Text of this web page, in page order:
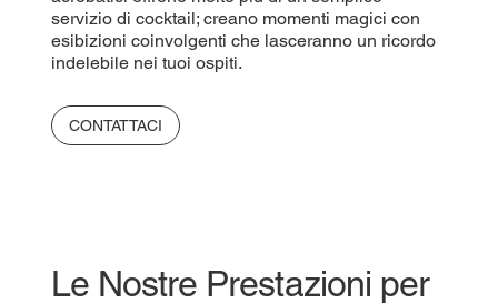
servizio di cocktail; creano momenti magici con
esibizioni coinvolgenti che lasceranno un ricordo
indelebile nei tuoi ospiti.
CONTATTACI
Le Nostre Prestazioni per